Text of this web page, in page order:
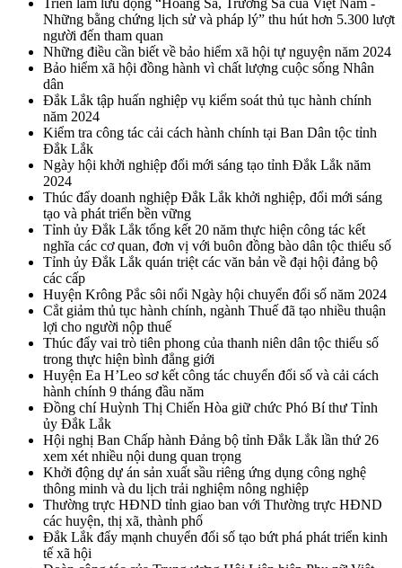
Triển lãm lưu động “Hoàng Sa, Trường Sa của Việt Nam -
Những bằng chứng lịch sử và pháp lý” thu hút hơn 5.300 lượt
người đến tham quan
Những điều cần biết về bảo hiểm xã hội tự nguyện năm 2024
Bảo hiểm xã hội đồng hành vì chất lượng cuộc sống Nhân
dân
Đắk Lắk tập huấn nghiệp vụ kiểm soát thủ tục hành chính
năm 2024
Kiểm tra công tác cải cách hành chính tại Ban Dân tộc tỉnh
Đắk Lắk
Ngày hội khởi nghiệp đổi mới sáng tạo tỉnh Đắk Lắk năm
2024
Thúc đẩy doanh nghiệp Đắk Lắk khởi nghiệp, đổi mới sáng
tạo và phát triển bền vững
Tỉnh ủy Đắk Lắk tổng kết 20 năm thực hiện công tác kết
nghĩa các cơ quan, đơn vị với buôn đồng bào dân tộc thiểu số
Tỉnh ủy Đắk Lắk quán triệt các văn bản về đại hội đảng bộ
các cấp
Huyện Krông Pắc sôi nổi Ngày hội chuyển đổi số năm 2024
Cắt giảm thủ tục hành chính, ngành Thuế đã tạo nhiều thuận
lợi cho người nộp thuế
Thúc đẩy vai trò tiên phong của thanh niên dân tộc thiểu số
trong thực hiện bình đẳng giới
Huyện Ea H’Leo sơ kết công tác chuyển đổi số và cải cách
hành chính 9 tháng đầu năm
Đồng chí Huỳnh Thị Chiến Hòa giữ chức Phó Bí thư Tỉnh
ủy Đắk Lắk
Hội nghị Ban Chấp hành Đảng bộ tỉnh Đắk Lắk lần thứ 26
xem xét nhiều nội dung quan trọng
Khởi động dự án sản xuất sầu riêng ứng dụng công nghệ
thông minh và du lịch trải nghiệm nông nghiệp
Thường trực HĐND tỉnh giao ban với Thường trực HĐND
các huyện, thị xã, thành phố
Đắk Lắk đẩy mạnh chuyển đổi số tạo bứt phá phát triển kinh
tế xã hội